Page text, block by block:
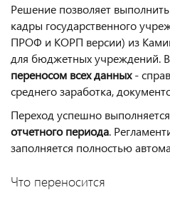
Решение позволяет
кадры государственного
ПРОФ и КОРП версии) из
для бюджетных учреждений.
переносом всех данных-
среднего заработка,
Переход успешно
отчетного периода.
заполняется полностью
Что переносится